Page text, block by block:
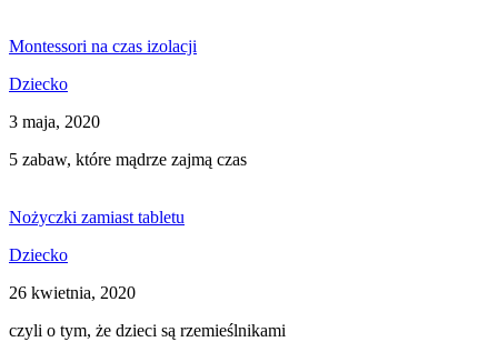
Montessori na czas izolacji
Dziecko
3 maja, 2020
5 zabaw, które mądrze zajmą czas
Nożyczki zamiast tabletu
Dziecko
26 kwietnia, 2020
czyli o tym, że dzieci są rzemieślnikami